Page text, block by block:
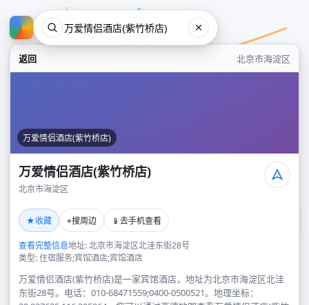
返回 北京市海淀区
万爱情侣酒店(紫竹桥店)
万爱情侣酒店(紫竹桥店)
北京市海淀区
★收藏 ⌖搜周边 📱 去手机查看
查看完整信息地址: 北京市海淀区北洼东街28号
类型: 住宿服务;宾馆酒店;宾馆酒店
万爱情侣酒店(紫竹桥店)是一家宾馆酒店，地址为北京市海淀区北洼
东街28号。电话：010-68471559;0400-0500521。地理坐标：